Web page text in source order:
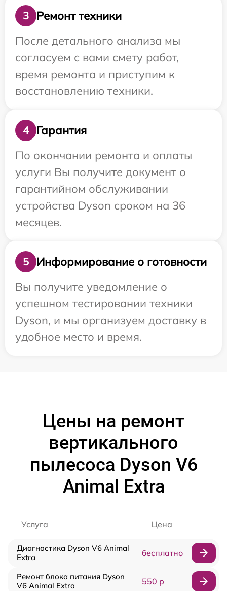
3
Ремонт техники
После детального анализа мы
согласуем с вами смету работ,
время ремонта и приступим к
восстановлению техники.
4
Гарантия
По окончании ремонта и оплаты
услуги Вы получите документ о
гарантийном обслуживании
устройства Dyson сроком на 36
месяцев.
5
Информирование о готовности
Вы получите уведомление о
успешном тестировании техники
Dyson, и мы организуем доставку в
удобное место и время.
Цены на ремонт
вертикального
пылесоса Dyson V6
Animal Extra
Услуга Цена
Диагностика Dyson V6 Animal
Extra
бесплатно
Ремонт блока питания Dyson
V6 Animal Extra
550 р